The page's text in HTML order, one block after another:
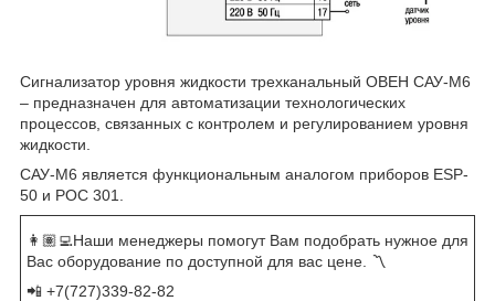
Сигнализатор уровня жидкости трехканальный ОВЕН САУ-М6
– предназначен для автоматизации технологических
процессов, связанных с контролем и регулированием уровня
жидкости.
САУ-М6 является функциональным аналогом приборов ESP-
50 и РОС 301.
👩🏽‍💻Наши менеджеры помогут Вам подобрать нужное для
Вас оборудование по доступной для вас цене. 〽️
📲 +7(727)339-82-82